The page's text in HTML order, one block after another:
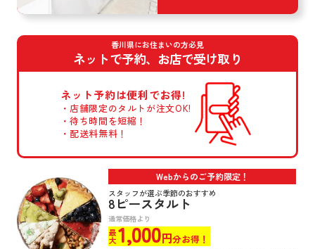
香川県にお住まいの方必見
ネットで予約、お店で受け取り
ネット予約は便利でお得!
店舗限定のタルトが注文OK!
待ち時間を短縮！
配送料無料！
Webからのご予約限定！
スタッフが選ぶ季節のおすすめ
8ピースタルト
通常価格より
最大1,000円分お得！